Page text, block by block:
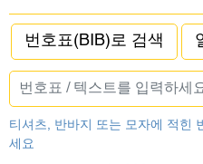
번호표(BIB)로 검색
티셔츠, 반바지 또는 모자에 적힌
세요